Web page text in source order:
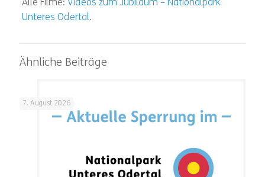
Alle Filme: Videos zum Jubiläum – Nationalpark
Unteres Odertal.
Ähnliche Beiträge
7. August 2026